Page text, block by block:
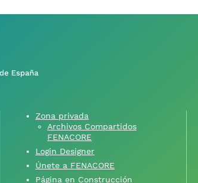
Zona privada
Archivos Compartidos
FENACORE
Login Designer
Únete a FENACORE
Página en Construcción